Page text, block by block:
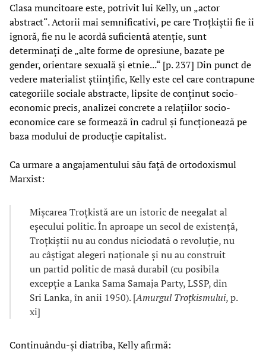
Clasa muncitoare este, potrivit lui Kelly, un „actor
abstract“. Actorii mai semnificativi, pe care Troțkiștii fie îi
ignoră, fie nu le acordă suficientă atenție, sunt
determinați de „alte forme de opresiune, bazate pe
gender, orientare sexuală și etnie...“ [p. 237] Din punct de
vedere materialist științific, Kelly este cel care contrapune
categoriile sociale abstracte, lipsite de conținut socio-
economic precis, analizei concrete a relațiilor socio-
economice care se formează în cadrul și funcționează pe
baza modului de producție capitalist.
Ca urmare a angajamentului său față de ortodoxismul
Marxist:
Mișcarea Troțkistă are un istoric de neegalat al
eșecului politic. În aproape un secol de existență,
Troțkiștii nu au condus niciodată o revoluție, nu
au câștigat alegeri naționale și nu au construit
un partid politic de masă durabil (cu posibila
excepție a Lanka Sama Samaja Party, LSSP, din
Sri Lanka, în anii 1950). [Amurgul Troțkismului, p.
xi]
Continuându-și diatriba, Kelly afirmă: